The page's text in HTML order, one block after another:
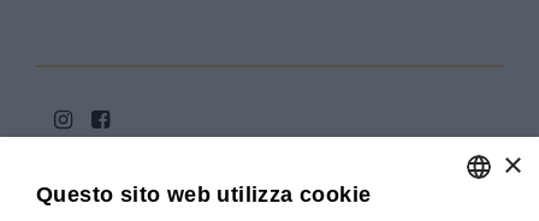
×
Questo sito web utilizza cookie